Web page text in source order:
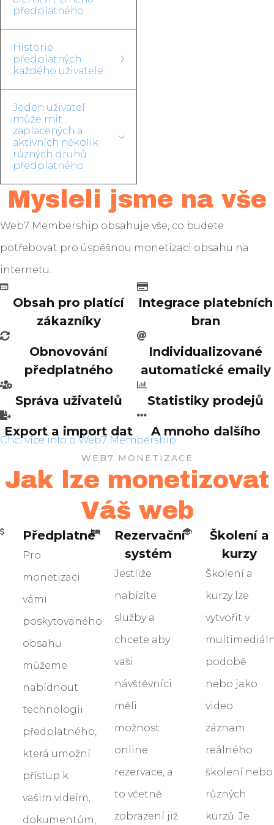
předplatného
Historie
předplatných
každého uživatele
Jeden uživatel
může mít
zaplacených a
aktivních několik
různých druhů
předplatného
Mysleli jsme na vše
Web7 Membership obsahuje vše, co budete
potřebovat pro úspěšnou monetizaci obsahu na
internetu.
Obsah pro platící
zákazníky
Integrace platebních
bran
Obnovování
předplatného
Individualizované
automatické emaily
Správa uživatelů Statistiky prodejů
Export a import dat A mnoho dalšího
Chci více info o Web7 Membership
WEB7 MONETIZACE
Jak lze monetizovat
Váš web
Předplatné
Pro
monetizaci
vámi
poskytovaného
obsahu
můžeme
nabídnout
technologii
předplatného,
která umožní
přístup k
vašim videím,
dokumentům,
Rezervační
systém
Jestliže
nabízíte
služby a
chcete aby
vaši
návštěvníci
měli
možnost
online
rezervace, a
to včetně
zobrazení již
Školení a
kurzy
Školení a
kurzy lze
vytvořit v
podobě
nebo jako
video
záznam
reálného
školení nebo
různých
kurzů. Je